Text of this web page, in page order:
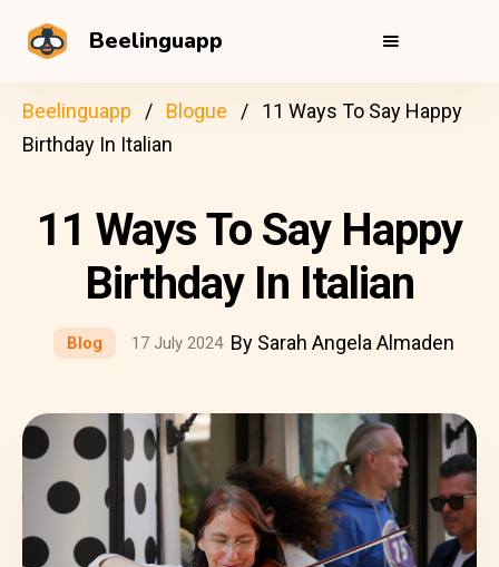
Beelinguapp
Beelinguapp Blogue
11 Ways To Say Happy
Birthday In Italian
11 Ways To Say Happy
Birthday In Italian
Blog 17 July 2024 By Sarah Angela Almaden